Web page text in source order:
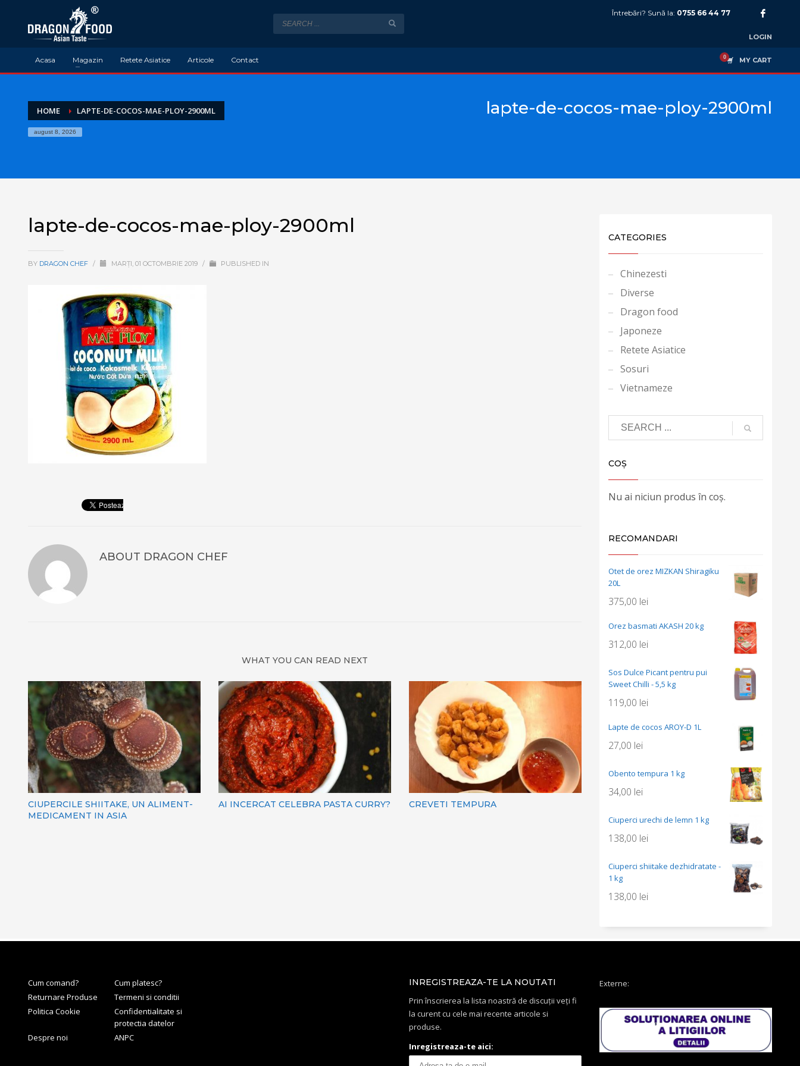
Întrebări? Sună la: 0755 66 44 77
LOGIN
Acasa Magazin Retete Asiatice Articole Contact MY CART
HOME LAPTE-DE-COCOS-MAE-PLOY-2900ML
august 8, 2026
lapte-de-cocos-mae-ploy-2900ml
lapte-de-cocos-mae-ploy-2900ml
BY DRAGON CHEF / MARȚI, 01 OCTOMBRIE 2019 / PUBLISHED IN
ABOUT DRAGON CHEF
WHAT YOU CAN READ NEXT
CIUPERCILE SHIITAKE, UN ALIMENT-
MEDICAMENT IN ASIA
AI INCERCAT CELEBRA PASTA CURRY? CREVETI TEMPURA
CATEGORIES
Chinezesti
Diverse
Dragon food
Japoneze
Retete Asiatice
Sosuri
Vietnameze
COȘ
Nu ai niciun produs în coș.
RECOMANDARI
Otet de orez MIZKAN Shiragiku
20L
375,00 lei
Orez basmati AKASH 20 kg
312,00 lei
Sos Dulce Picant pentru pui
Sweet Chilli - 5,5 kg
119,00 lei
Lapte de cocos AROY-D 1L
27,00 lei
Obento tempura 1 kg
34,00 lei
Ciuperci urechi de lemn 1 kg
138,00 lei
Ciuperci shiitake dezhidratate -
1 kg
138,00 lei
Cum comand?
Cum platesc?
Returnare Produse
Termeni si conditii
Politica Cookie
Confidentialitate si
protectia datelor
Despre noi
ANPC
INREGISTREAZA-TE LA NOUTATI
Prin înscrierea la lista noastră de discuții veți fi
la curent cu cele mai recente articole si
produse.
Inregistreaza-te aici:
Externe: